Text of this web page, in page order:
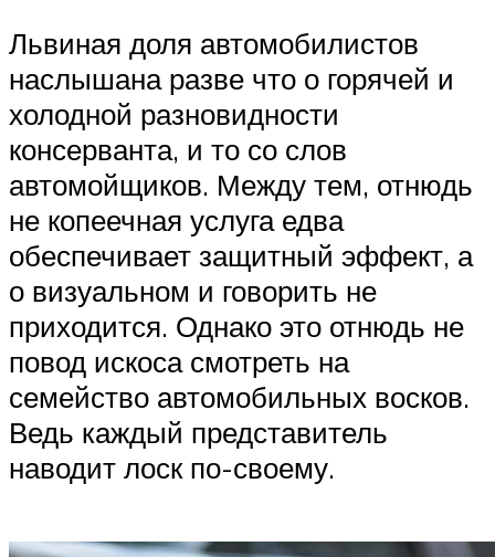
Львиная доля автомобилистов
наслышана разве что о горячей и
холодной разновидности
консерванта, и то со слов
автомойщиков. Между тем, отнюдь
не копеечная услуга едва
обеспечивает защитный эффект, а
о визуальном и говорить не
приходится. Однако это отнюдь не
повод искоса смотреть на
семейство автомобильных восков.
Ведь каждый представитель
наводит лоск по-своему.